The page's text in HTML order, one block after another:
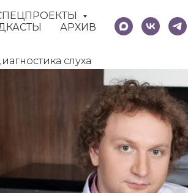
АРХИВ
слуха